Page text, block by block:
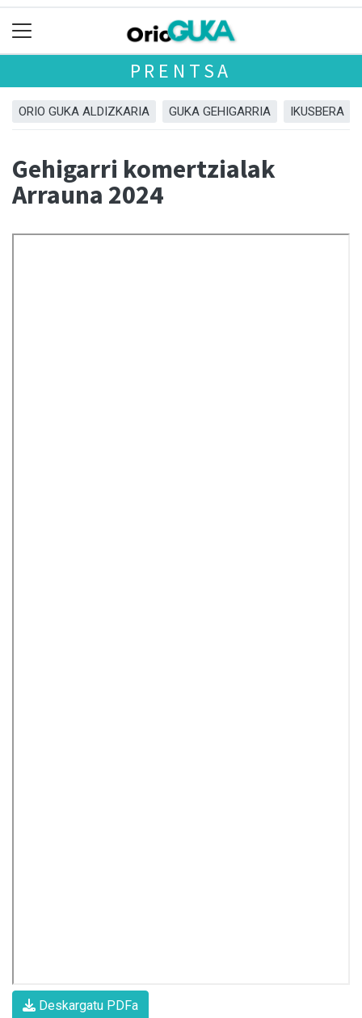
PRENTSA
ORIO GUKA ALDIZKARIA GUKA GEHIGARRIA IKUSBERA
Gehigarri komertzialak
Arrauna 2024
Deskargatu PDFa